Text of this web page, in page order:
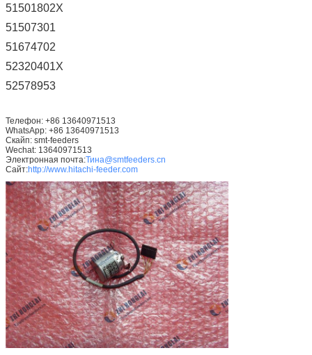
51501802X
51507301
51674702
52320401X
52578953
Телефон: +86 13640971513
WhatsApp: +86 13640971513
Скайп: smt-feeders
Wechat: 13640971513
Электронная почта:Тина@smtfeeders.cn
Сайт:http://www.hitachi-feeder.com